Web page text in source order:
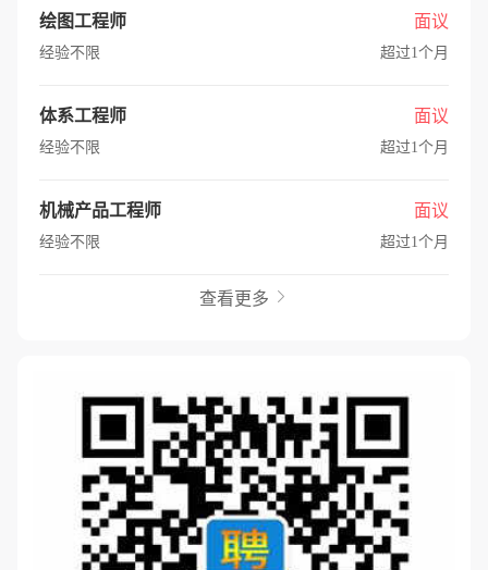
绘图工程师 面议
经验不限 超过1个月
体系工程师 面议
经验不限 超过1个月
机械产品工程师 面议
经验不限 超过1个月
查看更多 